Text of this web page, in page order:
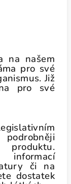
na našem
pro své
Již
pro své
či na
dostatek